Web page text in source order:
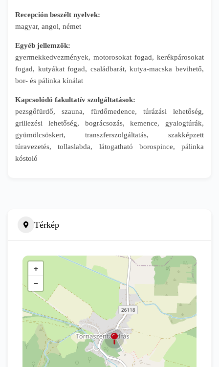
Recepción beszélt nyelvek:
magyar, angol, német
Egyéb jellemzők:
gyermekkedvezmények, motorosokat fogad, kerékpárosokat
fogad, kutyákat fogad, családbarát, kutya-macska bevihető,
bor- és pálinka kínálat
Kapcsolódó fakultatív szolgáltatások:
pezsgőfürdő, szauna, fürdőmedence, túrázási lehetőség,
grillezési lehetőség, bográcsozás, kemence, gyalogtúrák,
gyümölcsöskert, transzferszolgáltatás, szakképzett
túravezetés, tollaslabda, látogatható borospince, pálinka
kóstoló
Térkép
+
−